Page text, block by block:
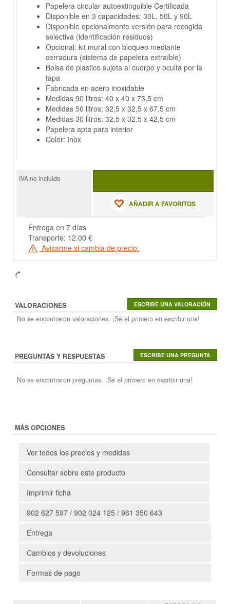
Papelera circular autoextinguible Certificada
Disponible en 3 capacidades: 30L, 50L y 90L
Disponible opcionalmente versión para recogida
selectiva (identificación residuos)
Opcional: kit mural con bloqueo mediante
cerradura (sistema de papelera extraíble)
Bolsa de plástico sujeta al cuerpo y oculta por la
tapa
Fabricada en acero inoxidable
Medidas 90 litros: 40 x 40 x 73,5 cm
Medidas 50 litros: 32,5 x 32,5 x 67,5 cm
Medidas 30 litros: 32,5 x 32,5 x 42,5 cm
Papelera apta para interior
Color: Inox
IVA no incluido
AÑADIR A FAVORITOS
Entrega en 7 días
Transporte: 12.00 €
Avisarme si cambia de precio.
VALORACIONES
No se encontraron valoraciones. ¡Sé el primero en escribir una!
PREGUNTAS Y RESPUESTAS
No se encontraron preguntas. ¡Sé el primero en escribir una!
MÁS OPCIONES
Ver todos los precios y medidas
Consultar sobre este producto
Imprimir ficha
902 627 597 / 902 024 125 / 961 350 643
Entrega
Cambios y devoluciones
Formas de pago